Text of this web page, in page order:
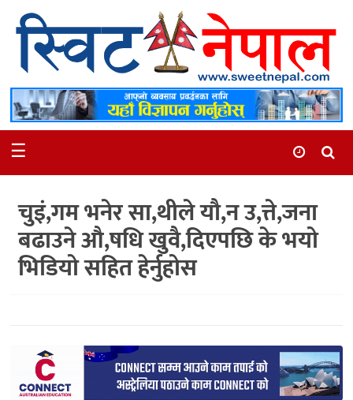
समाचार
स्थानीय
मनोरञ्जन
अन्तर्वार्ता
समाज
साहित्य
प्रदेश
☰
चुइं,गम भनेर सा,थीले यौ,न उ,त्ते,जना
बढाउने औ,षधि खुवै,दिएपछि के भयो
भिडियो सहित हेर्नुहोस